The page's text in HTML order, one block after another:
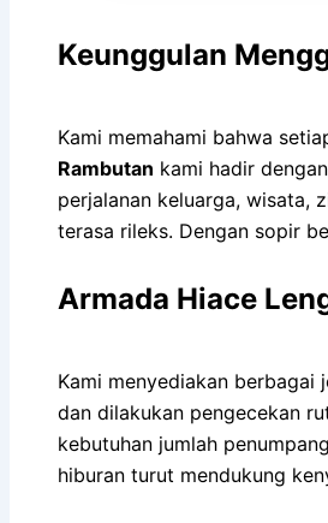
Keunggulan
Kami memahami bahwa
Rambutan kami hadir
perjalanan keluarga, wisata,
terasa rileks. Dengan sopir
Armada Hiace
Kami menyediakan berbagai
dan dilakukan pengecekan
kebutuhan jumlah
hiburan turut mendukung